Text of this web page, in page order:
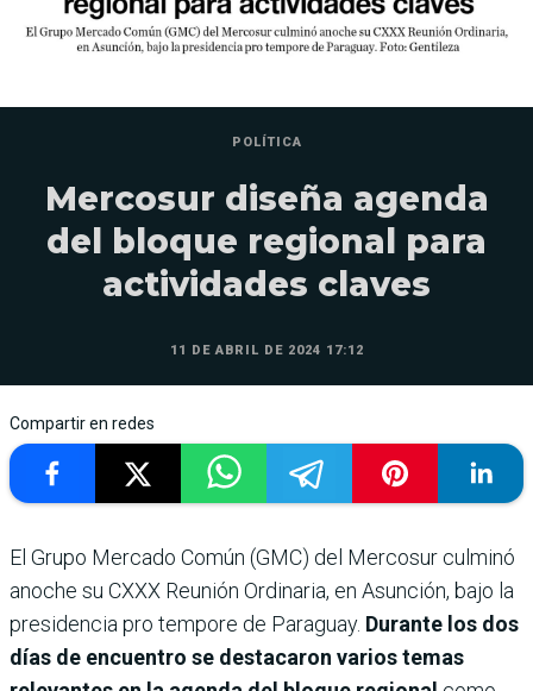
POLÍTICA
Mercosur diseña agenda
del bloque regional para
actividades claves
11 DE ABRIL DE 2024 17:12
Compartir en redes
El Grupo Mercado Común (GMC) del Mercosur culminó
anoche su CXXX Reunión Ordinaria, en Asunción, bajo la
presidencia pro tempore de Paraguay. Durante los dos
días de encuentro se destacaron varios temas